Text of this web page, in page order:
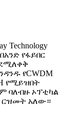
Technology
የፋይበር
የCWDM
የሚይዝበት
ባለብዙ ኦፕቲካል
ርዝመት አለው።